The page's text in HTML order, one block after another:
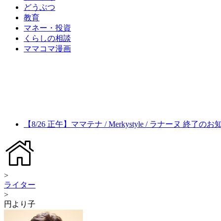
どうぶつ
教育
マネー・投資
くらしの相談
ママコマ漫画
【8/26 正午】ママテナ / Merkystyle / ラナーヌ 終了のお
>
ライター
>
円より子